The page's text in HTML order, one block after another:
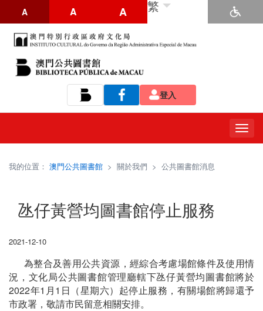
A A A 繁
登入
我的位置： 澳門公共圖書館 > 關於我們 > 公共圖書館消息
氹仔黃營均圖書館停止服務
2021-12-10
為整合及善用公共資源，經綜合考慮場館條件及使用情
況，文化局公共圖書館管理廳轄下氹仔黃營均圖書館將於
2022年1月1日（星期六）起停止服務，有關場館將歸還予
市政署，敬請市民留意相關安排。